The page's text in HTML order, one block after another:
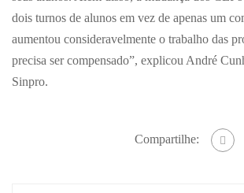
dois turnos de alunos em vez de apenas um
aumentou consideravelmente o trabalho das
precisa ser compensado”, explicou André
Sinpro.
Compartilhe: